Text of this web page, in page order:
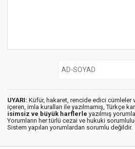
UYARI: Küfür, hakaret, rencide edici cümleler
içeren, imla kuralları ile yazılmamış, Türkçe
isimsiz ve büyük harflerle yazılmış
Yorumların her türlü cezai ve hukuki
Sistem yapılan yorumlardan sorumlu değildir.